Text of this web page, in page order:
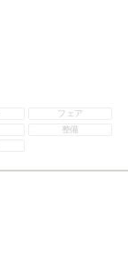
フェア
整備